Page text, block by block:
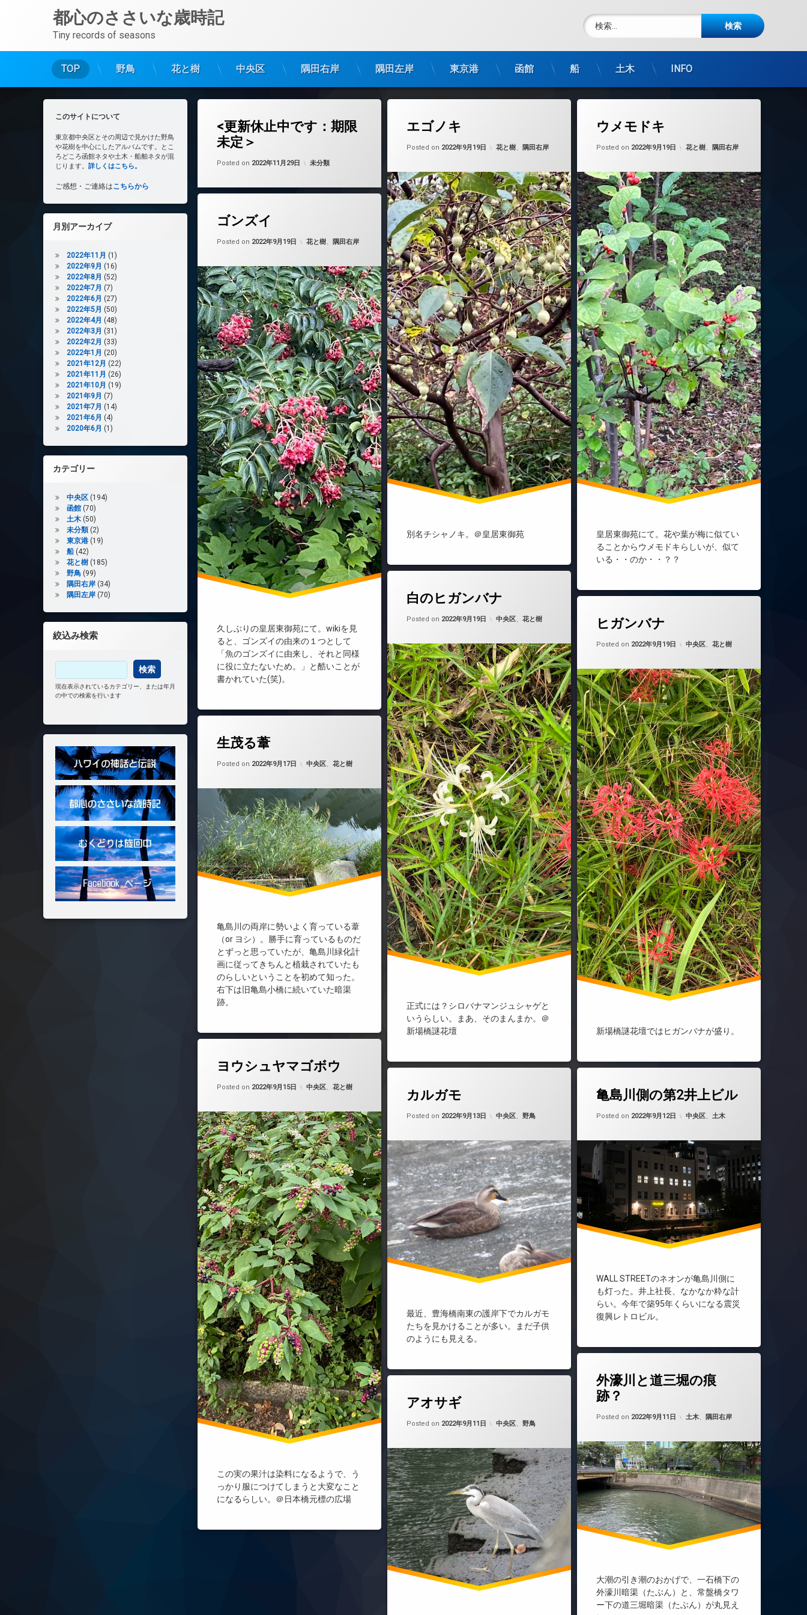
コ
都心のささいな歳時記
Tiny records of seasons
検索:
TOP 野鳥 花と樹 中央区 隅田右岸 隅田左岸 東京港 函館 船 土木 INFO
<更新休止中です：期限
未定＞
Posted on 2022年11月29日
Updated on
bynobue
カテゴリー:
未分類
エゴノキ
Posted on 2022年9月19日
Updated on2022年9月19日
by nobue
カテゴリー:
花と樹、 隅田右岸
別名チシャノキ。＠皇居東御苑
ウメモドキ
Posted on 2022年9月19日
Updated on2022年9月19日
by nobue
カテゴリー:
花と樹、 隅田右岸
皇居東御苑にて。花や葉が梅に似てい
ることからウメモドキらしいが、似て
いる・・のか・・？？
ゴンズイ
Posted on 2022年9月19日
Updated on2022年9月19日
by nobue
カテゴリー:
花と樹、 隅田右岸
久しぶりの皇居東御苑にて。wikiを見
ると、ゴンズイの由来の１つとして
「魚のゴンズイに由来し、それと同様
に役に立たないため。」と酷いことが
書かれていた(笑)。
白のヒガンバナ
Posted on 2022年9月19日
Updated on 2022年9月19日
by nobue
カテゴリー:
中央区、 花と樹
正式には？シロバナマンジュシャゲと
いうらしい。まあ、そのまんまか。＠
新場橋謎花壇
ヒガンバナ
Posted on 2022年9月19日
Updated on 2022年9月19日
by nobue
カテゴリー:
中央区、 花と樹
新場橋謎花壇ではヒガンバナが盛り。
生茂る葦
Posted on 2022年9月17日
Updated on 2022年9月19日
by nobue
カテゴリー:
中央区、 花と樹
亀島川の両岸に勢いよく育っている葦
（or ヨシ）。勝手に育っているものだ
とずっと思っていたが、亀島川緑化計
画に従ってきちんと植栽されていたも
のらしいということを初めて知った。
右下は旧亀島小橋に続いていた暗渠
跡。
ヨウシュヤマゴボウ
Posted on 2022年9月15日
Updated on 2022年9月19日
by nobue
カテゴリー:
中央区、 花と樹
この実の果汁は染料になるようで、う
っかり服につけてしまうと大変なこと
になるらしい。＠日本橋元標の広場
カルガモ
Posted on 2022年9月13日
Updated on
by nobue
カテゴリー:
中央区、 野鳥
最近、豊海橋南東の護岸下でカルガモ
たちを見かけることが多い。まだ子供
のようにも見える。
亀島川側の第2井上ビル
Posted on 2022年9月12日
Updated on
by nobue
カテゴリー:
中央区、 土木
WALL STREETのネオンが亀島川側に
も灯った。井上社長、なかなか粋な計
らい。今年で築95年くらいになる震災
復興レトロビル。
外濠川と道三堀の痕
跡？
Posted on 2022年9月11日
Updated on 2022年9月19日
by nobue
カテゴリー:
土木、 隅田右岸
大潮の引き潮のおかげで、一石橋下の
外濠川暗渠（たぶん）と、常盤橋タワ
ー下の道三堀暗渠（たぶん）が丸見え
アオサギ
Posted on 2022年9月11日
Updated on
by nobue
カテゴリー:
中央区、 野鳥
このサイトについて
東京都中央区とその周辺で見かけた野鳥
や花樹を中心にしたアルバムです。とこ
ろどころ函館ネタや土木・船舶ネタが混
じります。 詳しくはこちら。
ご感想・ご連絡はこちらから
月別アーカイブ
2022年11月 (1)
2022年9月 (16)
2022年8月 (52)
2022年7月 (7)
2022年6月 (27)
2022年5月 (50)
2022年4月 (48)
2022年3月 (31)
2022年2月 (33)
2022年1月 (20)
2021年12月 (22)
2021年11月 (26)
2021年10月 (19)
2021年9月 (7)
2021年7月 (14)
2021年6月 (4)
2020年6月 (1)
カテゴリー
中央区(194)
函館(70)
土木(50)
未分類(2)
東京港(19)
船(42)
花と樹(185)
野鳥 (99)
隅田右岸(34)
隅田左岸(70)
絞込み検索
現在表示されているカテゴリー、または年月
の中での検索を行います